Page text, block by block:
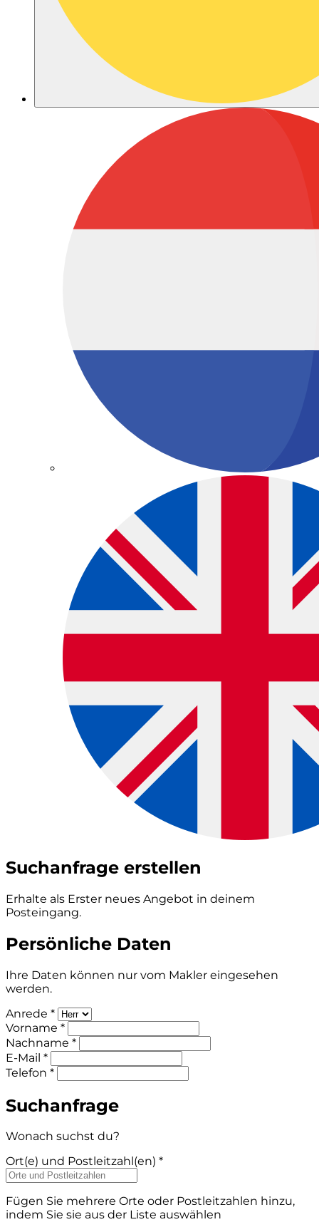
Suchanfrage erstellen
Erhalte als Erster neues Angebot in deinem
Posteingang.
Persönliche Daten
Ihre Daten können nur vom Makler eingesehen
werden.
Anrede *
Vorname *
Nachname *
E-Mail *
Telefon *
Suchanfrage
Wonach suchst du?
Ort(e) und Postleitzahl(en) *
Fügen Sie mehrere Orte oder Postleitzahlen hinzu,
indem Sie sie aus der Liste auswählen